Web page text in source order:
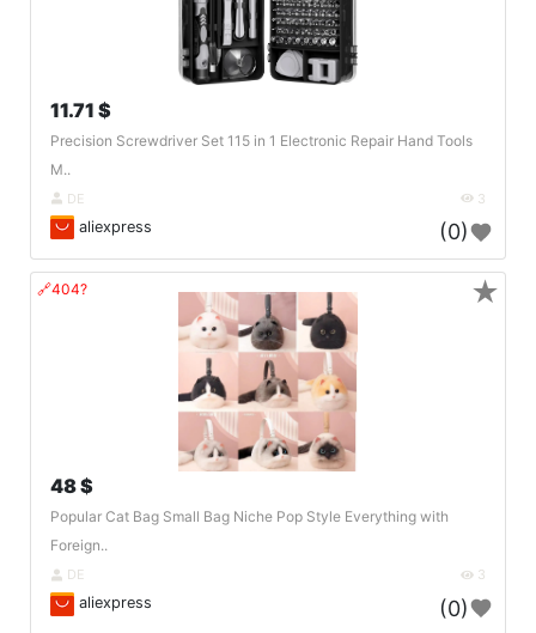
11.71 $
Precision Screwdriver Set 115 in 1 Electronic Repair Hand Tools
M..
DE 3
aliexpress (0)
🔗404?
48 $
Popular Cat Bag Small Bag Niche Pop Style Everything with
Foreign..
DE 3
aliexpress (0)
★